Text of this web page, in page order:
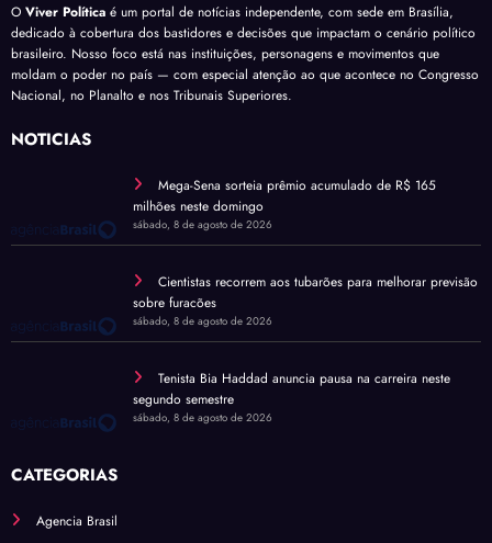
O Viver Política é um portal de notícias independente, com sede em Brasília,
dedicado à cobertura dos bastidores e decisões que impactam o cenário político
brasileiro. Nosso foco está nas instituições, personagens e movimentos que
moldam o poder no país — com especial atenção ao que acontece no Congresso
Nacional, no Planalto e nos Tribunais Superiores.
NOTÍCIAS
Mega-Sena sorteia prêmio acumulado de R$ 165
milhões neste domingo
sábado, 8 de agosto de 2026
Cientistas recorrem aos tubarões para melhorar previsão
sobre furacões
sábado, 8 de agosto de 2026
Tenista Bia Haddad anuncia pausa na carreira neste
segundo semestre
sábado, 8 de agosto de 2026
CATEGORIAS
Agencia Brasil